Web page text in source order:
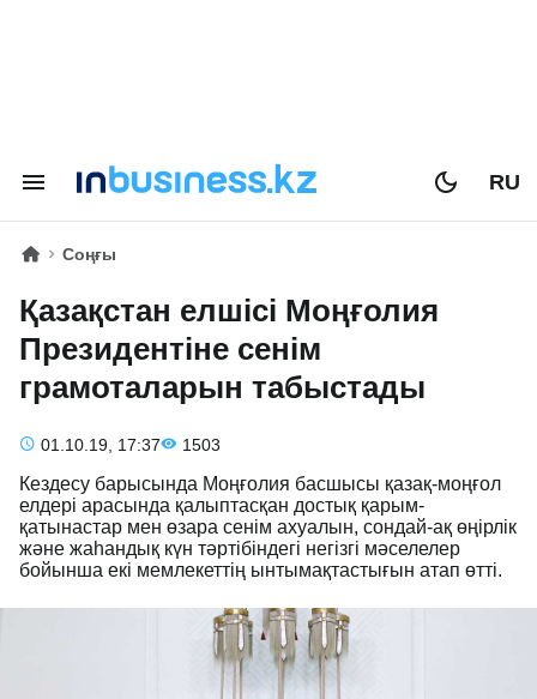
RU
Соңғы
Қазақстан елшісі Моңғолия
Президентіне сенім
грамоталарын табыстады
01.10.19, 17:37 1503
Кездесу барысында Моңғолия басшысы қазақ-моңғол
елдері арасында қалыптасқан достық қарым-
қатынастар мен өзара сенім ахуалын, сондай-ақ өңірлік
және жаһандық күн тәртібіндегі негізгі мәселелер
бойынша екі мемлекеттің ынтымақтастығын атап өтті.